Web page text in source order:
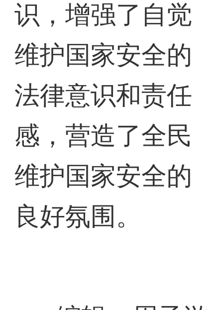
识，增强了自觉
维护国家安全的
法律意识和责任
感，营造了全民
维护国家安全的
良好氛围。